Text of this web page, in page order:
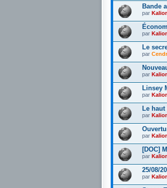
Bande
par
par
Le
par
par
Linsey
par
Le haut
par
par
[DOC]
par
25/08/
par